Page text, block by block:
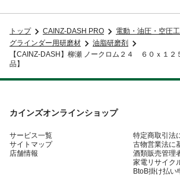
トップ CAINZ-DASH PRO 電動・油圧・空圧
グラインダー用研磨材
油脂研磨剤
【CAINZ-DASH】柳瀬 ノークロム２４ ６０ｘ１２
品】
カインズオンラインショップ
サービス一覧
サイトマップ
店舗情報
特定商取引法
古物営業法に
酒類販売管理
家電リサイク
BtoB掛け払い